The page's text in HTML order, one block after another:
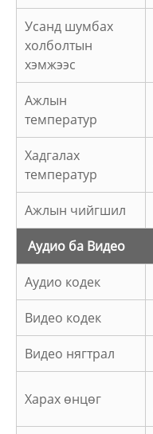
Усанд шумбах
холболтын
хэмжээс
Ажлын
температур
Хадгалах
температур
Ажлын чийгшил
Аудио ба Видео
Аудио кодек
Видео кодек
Видео нягтрал
Харах өнцөг